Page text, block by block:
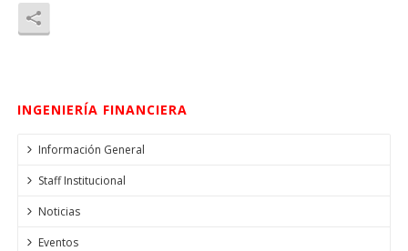
INGENIERÍA FINANCIERA
Información General
Staff Institucional
Noticias
Eventos